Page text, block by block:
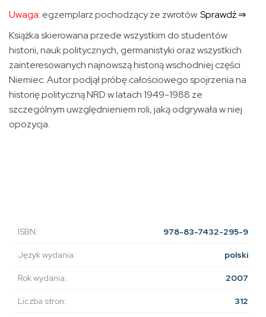
Uwaga: egzemplarz pochodzący ze zwrotów.Sprawdź ⇒
Książka skierowana przede wszystkim do studentów
historii, nauk politycznych, germanistyki oraz wszystkich
zainteresowanych najnowszą historią wschodniej części
Niemiec. Autor podjął próbę całościowego spojrzenia na
historię polityczną NRD w latach 1949-1988 ze
szczególnym uwzględnieniem roli, jaką odgrywała w niej
opozycja.
ISBN: 978-83-7432-295-9
Język wydania: polski
Rok wydania: 2007
Liczba stron: 312